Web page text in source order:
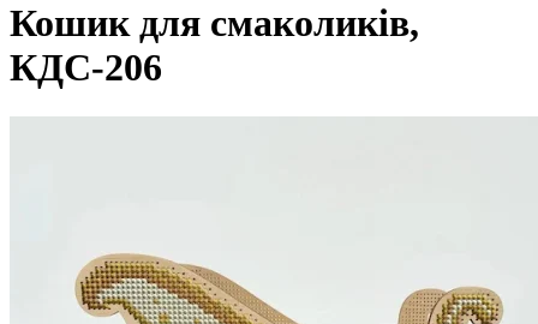
Кошик для смаколиків,
КДС-206